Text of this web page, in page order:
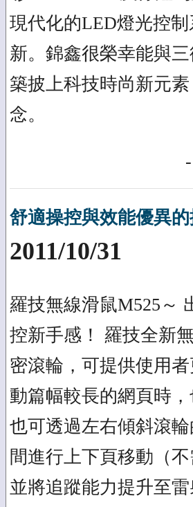
現代化的LED燈光控
新。錦鑫很榮幸能與
築披上科技時尚新元
念。
舒適操控與效能優異
2011/10/31
羅技無線滑鼠M525～
控新手感！ 羅技全新
密滾輪，可提供使用
動篇幅較長的網頁時
也可透過左右傾斜滾
間進行上下頁移動（
並將追蹤能力提升至